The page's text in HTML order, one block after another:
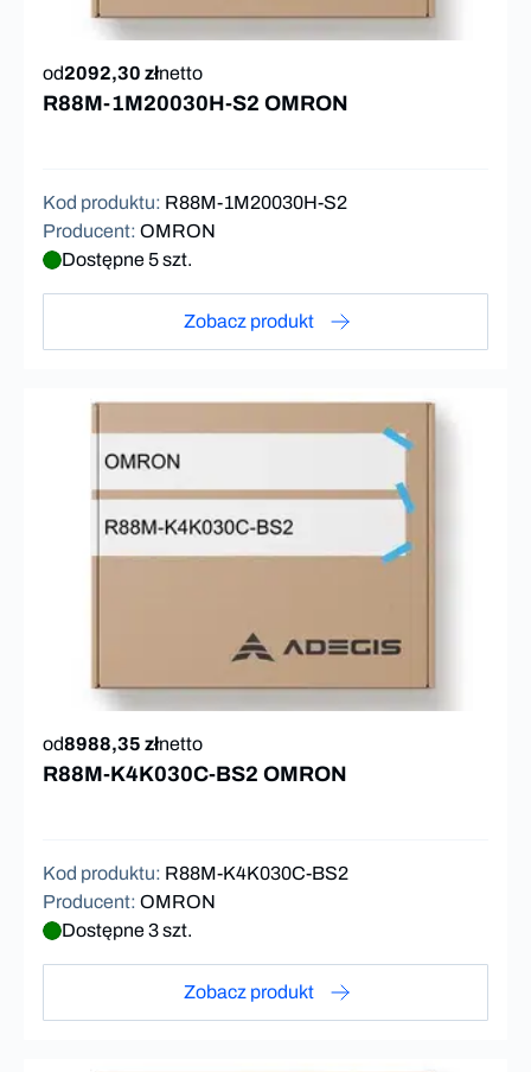
od2092,30 złnetto
R88M-1M20030H-S2 OMRON
Kod produktu: R88M-1M20030H-S2
Producent: OMRON
Dostępne 5 szt.
Zobacz produkt
od8988,35 złnetto
R88M-K4K030C-BS2 OMRON
Kod produktu: R88M-K4K030C-BS2
Producent: OMRON
Dostępne 3 szt.
Zobacz produkt